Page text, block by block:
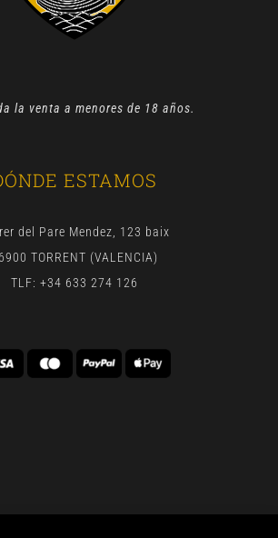
la venta a menores de 18 años.
ESTAMOS
del Pare Mendez, 123 baix
TORRENT (VALENCIA)
TLF: +34 633 274 126